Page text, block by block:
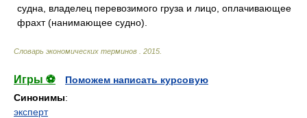
судна, владелец перевозимого груза и лицо, оплачивающее
фрахт (нанимающее судно).
Словарь экономических терминов 2015
Игры ⚽
Поможем написать курсовую
Синонимы:
эксперт